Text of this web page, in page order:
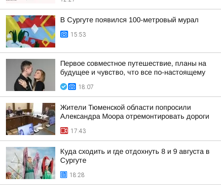
В Сургуте появился 100-метровый мурал
15:53
Первое совместное путешествие, планы на
будущее и чувство, что все по-настоящему
18:07
Жители Тюменской области попросили
Александра Моора отремонтировать дороги
17:43
Куда сходить и где отдохнуть 8 и 9 августа в
Сургуте
18:28